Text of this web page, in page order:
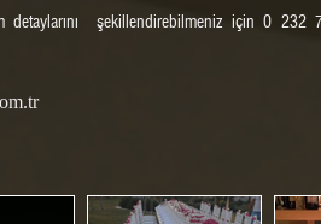
detaylarını şekillendirebilmeniz için 0 232